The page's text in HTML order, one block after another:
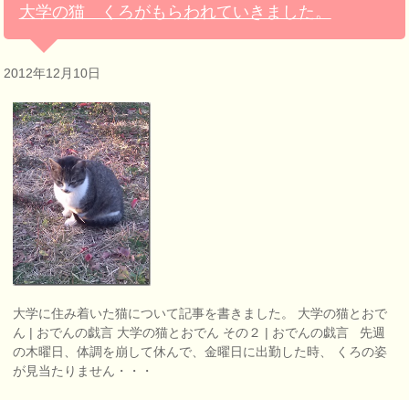
大学の猫 くろがもらわれていきました。
2012年12月10日
大学に住み着いた猫について記事を書きました。 大学の猫とおで
ん | おでんの戯言 大学の猫とおでん その２ | おでんの戯言 先週
の木曜日、体調を崩して休んで、金曜日に出勤した時、 くろの姿
が見当たりません・・・